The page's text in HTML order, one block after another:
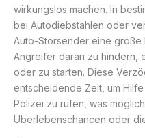
wirkungslos machen. In
bei Autodiebstählen oder
Auto-Störsender eine
Angreifer daran zu hindern,
oder zu starten. Diese
entscheidende Zeit, um
Polizei zu rufen, was
Überlebenschancen oder